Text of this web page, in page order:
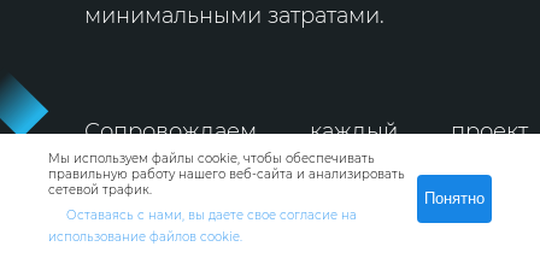
минимальными затратами.
Сопровождаем каждый проект
подробной технической
документацией.
Мы используем файлы cookie, чтобы обеспечивать
правильную работу нашего веб-сайта и анализировать
сетевой трафик.
Оставаясь с нами, вы даете свое согласие на
использование файлов cookie.
Понятно